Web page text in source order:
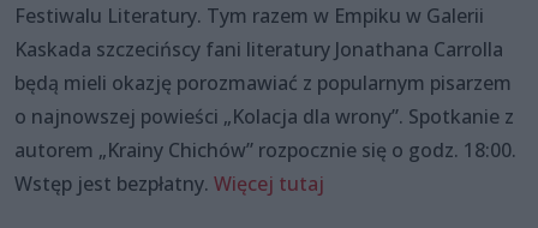
Festiwalu Literatury. Tym razem w Empiku w Galerii
Kaskada szczecińscy fani literatury Jonathana Carrolla
będą mieli okazję porozmawiać z popularnym pisarzem
o najnowszej powieści „Kolacja dla wrony”. Spotkanie z
autorem „Krainy Chichów” rozpocznie się o godz. 18:00.
Wstęp jest bezpłatny. Więcej tutaj